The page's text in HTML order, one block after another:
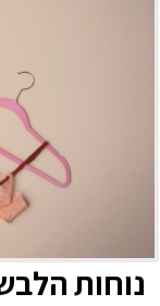
נוחות